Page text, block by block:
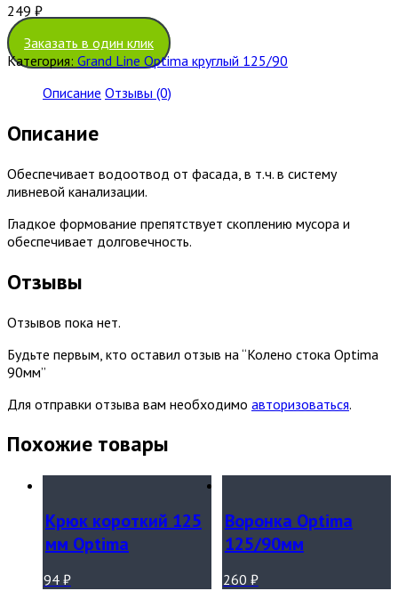
249 ₽
Заказать в один клик
Категория: Grand Line Optima круглый 125/90
Описание Отзывы (0)
Описание
Обеспечивает водоотвод от фасада, в т.ч. в систему
ливневой канализации.
Гладкое формование препятствует скоплению мусора и
обеспечивает долговечность.
Отзывы
Отзывов пока нет.
Будьте первым, кто оставил отзыв на “Колено стока Optima
90мм”
Для отправки отзыва вам необходимо авторизоваться.
Похожие товары
Крюк короткий 125
мм Optima
94 ₽
Воронка Optima
125/90мм
260 ₽